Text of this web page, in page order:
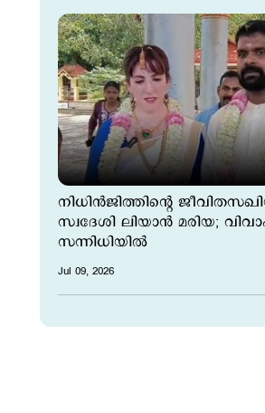
നിധിൻജിത്തിന്‍റെ
സ്വദേശി ലിയാൻ മരിയ;
സന്നിധിയിൽ
Jul 09, 2026